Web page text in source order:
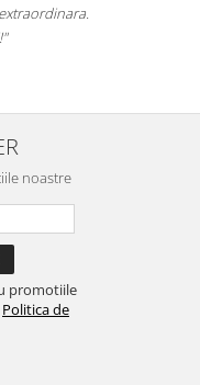
noastre
promotiile
Politica de